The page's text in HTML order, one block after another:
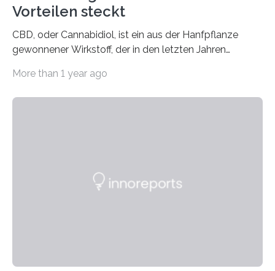
Vorteilen steckt
CBD, oder Cannabidiol, ist ein aus der Hanfpflanze
gewonnener Wirkstoff, der in den letzten Jahren
psychoaktive THC (Tetrahydrocannabinol) enthält CBD
Forschung und welche Entwicklungen gibt es auf
More than 1 year ago